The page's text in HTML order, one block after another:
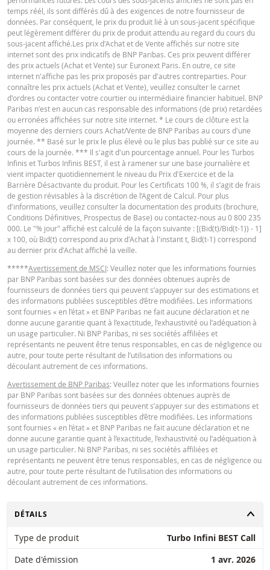
Ce simulateur suppose une prime de risque de gap constante, mais en
elle peut changer à tout moment et influer ainsi négativement ou
sur le rendement. La "prime de risque indicative", calculée en fonction du
acheteur actuel, peut différer de la prime de risque réelle. L'influence du
roulement périodique des contrats à terme n'est également pas prise en
dans le simulateur. En raison des arrondis, les valeurs affichées peuvent
également différer du développement des valeurs dans la réalité.
BNP Paribas n’agit pas en tant que conseiller juridique ou fiscal, comptable
conseiller en investissement et n’a aucune obligation de fiduciaire à votre
en ce qui concerne le calculateur et / ou en relation avec des transactions
des produits émis par BNP Paribas ou d’autres transactions connexes. Vous
pouvez pas compter sur BNP Paribas pour des conseils en investissement
des recommandations de quelque nature que ce soit. Bien que les prix
soient basés sur des informations jugées fiables, leur exactitude ou leur
exhaustivité n'est pas garantie. BNP Paribas n'offre aucune garantie en ce
concerne les informations fournies par la calculatrice et décline toute
responsabilité pour tout dommage direct, indirect, spécial, accessoire,
immatériel ou consécutif (y compris le manque à gagner) résultant de
manière que ce soit de l'utilisation de la calculatrice par vous. ou vos
ou les informations contenues dans ce document. Les données de taux de
change saisies proviennent de BNP Paribas et s’appliquent strictement à la
indiquée. Les taux indiqués par la calculatrice sont indicatifs et destinés à
fins d’information uniquement. L'information sur les prix ne constitue pas
invitation ou une offre d'achat ou de vente de titres ou d'autres instruments
financiers. Les informations sont exclusivement destinées à être utilisées
destinataires prévus. Il est interdit de reproduire, distribuer ou copier ces
informations, en tout ou en partie, à quelque fin que ce soit sans
expresse et préalable de BNP Paribas. De plus amples informations sont
disponibles sur demande auprès de BNP Paribas.
temps réél, ils sont différés dû à des exigences de notre fournisseur de
données. Par conséquent, le prix du produit lié à un sous-jacent spécifique
peut légèrement différer du prix de produit attendu au regard du cours du
sous-jacent affiché.Les prix d'Achat et de Vente affichés sur notre site
internet sont des prix indicatifs de BNP Paribas. Ces prix peuvent différer
des prix actuels (Achat et Vente) sur Euronext Paris. En outre, ce site
internet n'affiche pas les prix proposés par d'autres contreparties. Pour
connaître les prix actuels (Achat et Vente), veuillez consulter le carnet
d'ordres ou contacter votre courtier ou intermédiaire financier habituel. BNP
Paribas n'est en aucun cas responsable des informations (de prix) retardées
ou erronées affichées sur notre site internet. * Le cours de clôture est la
moyenne des derniers cours Achat/Vente de BNP Paribas au cours d'une
journée. ** Basé sur le prix le plus élevé ou le plus bas publié sur ce site au
cours de la journée. *** Il s'agit d'un pourcentage annuel. Pour les Turbos
Infinis et Turbos Infinis BEST, il est à ramener sur une base journalière et
vient impacter quotidiennement le niveau du Prix d'Exercice et de la
Barrière Désactivante du produit. Pour les Certificats 100 %, il s’agit de frais
de gestion révisables à la discrétion de l’Agent de Calcul. Pour plus
d'informations, veuillez consulter la documentation des produits (brochure,
Conditions Définitives, Prospectus de Base) ou contactez-nous au 0 800 235
000. Le "% jour" affiché est calculé de la façon suivante : [(Bid(t)/Bid(t-1)) - 1]
x 100, où Bid(t) correspond au prix d'Achat à l'instant t, Bid(t-1) correspond
au dernier prix d'Achat affiché la veille.
*****Avertissement de MSCI: Veuillez noter que les informations fournies
par BNP Paribas sont basées sur des données obtenues auprès de
fournisseurs de données tiers qui peuvent s’appuyer sur des estimations et
des informations publiées susceptibles d’être modifiées. Les informations
sont fournies « en l’état » et BNP Paribas ne fait aucune déclaration et ne
donne aucune garantie quant à l’exactitude, l’exhaustivité ou l’adéquation à
un usage particulier. Ni BNP Paribas, ni ses sociétés affiliées et
représentants ne peuvent être tenus responsables, en cas de négligence ou
autre, pour toute perte résultant de l’utilisation des informations ou
découlant autrement de ces informations.
Avertissement de BNP Paribas: Veuillez noter que les informations fournies
par BNP Paribas sont basées sur des données obtenues auprès de
fournisseurs de données tiers qui peuvent s’appuyer sur des estimations et
des informations publiées susceptibles d’être modifiées. Les informations
sont fournies « en l’état » et BNP Paribas ne fait aucune déclaration et ne
donne aucune garantie quant à l’exactitude, l’exhaustivité ou l’adéquation à
un usage particulier. Ni BNP Paribas, ni ses sociétés affiliées et
représentants ne peuvent être tenus responsables, en cas de négligence ou
autre, pour toute perte résultant de l’utilisation des informations ou
découlant autrement de ces informations.
CHANGER
DÉTAILS
Type de produit
Turbo Infini BEST Call
Date d'émission
1 avr. 2026